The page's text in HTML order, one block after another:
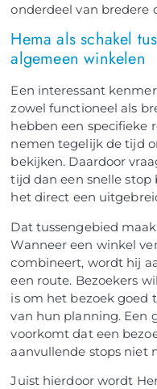
onderdeel van bredere
Hema als schakel
algemeen winkelen
Een interessant
zowel functioneel als
hebben een specifieke
nemen tegelijk de tijd
bekijken. Daardoor
tijd dan een snelle
het direct een
Dat tussengebied
Wanneer een winkel
combineert, wordt hij
een route. Bezoekers
is om het bezoek goed
van hun planning. Een
voorkomt dat een
aanvullende stops niet
Juist hierdoor wordt